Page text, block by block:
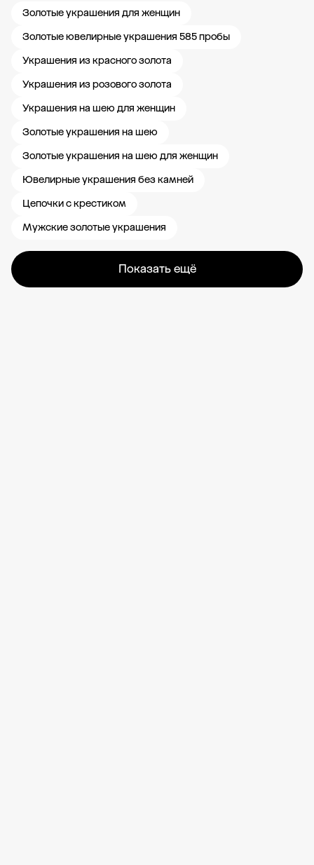
Золотые украшения для женщин
Золотые ювелирные украшения 585 пробы
Украшения из красного золота
Украшения из розового золота
Украшения на шею для женщин
Золотые украшения на шею
Золотые украшения на шею для женщин
Ювелирные украшения без камней
Цепочки с крестиком
Мужские золотые украшения
Показать ещё